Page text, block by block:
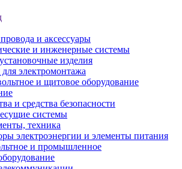
и аксессуары
и инженерные системы
изделия
электромонтажа
и щитовое оборудование
и средства безопасности
системы
техника
электроэнергии и элементы питания
и промышленное